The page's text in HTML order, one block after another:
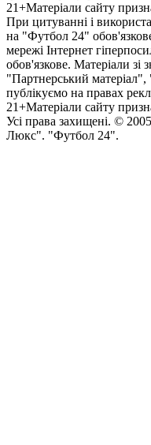
21+Матеріали сайту
При цитуванні і
на "Футбол 24"
мережі Інтернет
обов'язкове. Матеріали
"Партнерський
публікуємо на правах
21+Матеріали сайту
Усi права захищенi. ©
Люкс". "Футбол 24".